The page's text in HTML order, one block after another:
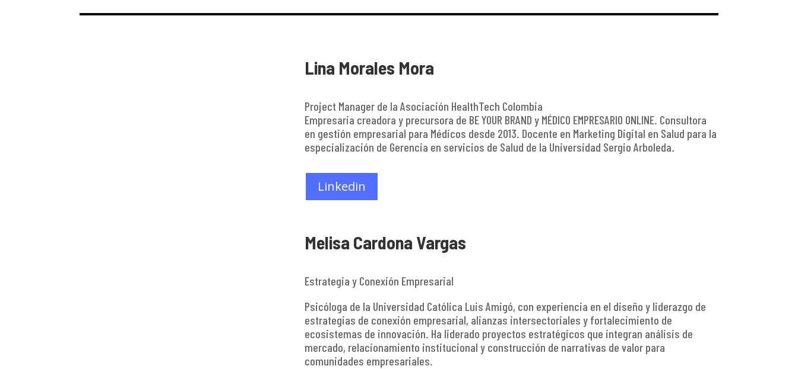
Lina Morales Mora
Project Manager de la Asociación HealthTech Colombia
Empresaria creadora y precursora de BE YOUR BRAND y MÉDICO EMPRESARIO ONLINE. Consultora
en gestión empresarial para Médicos desde 2013. Docente en Marketing Digital en Salud para la
especialización de Gerencia en servicios de Salud de la Universidad Sergio Arboleda.
Linkedin
Melisa Cardona Vargas
Estrategia y Conexión Empresarial
Psicóloga de la Universidad Católica Luis Amigó, con experiencia en el diseño y liderazgo de
estrategias de conexión empresarial, alianzas intersectoriales y fortalecimiento de
ecosistemas de innovación. Ha liderado proyectos estratégicos que integran análisis de
mercado, relacionamiento institucional y construcción de narrativas de valor para
comunidades empresariales.